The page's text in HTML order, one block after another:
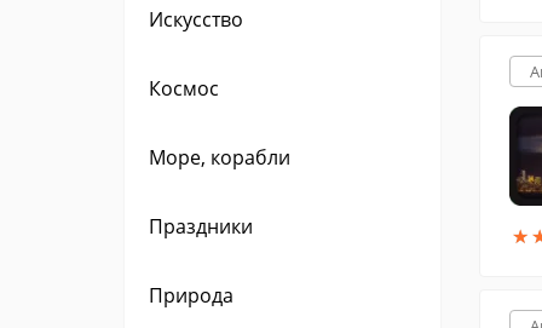
Искусство
Космос
Море, корабли
Праздники
Природа
★
★